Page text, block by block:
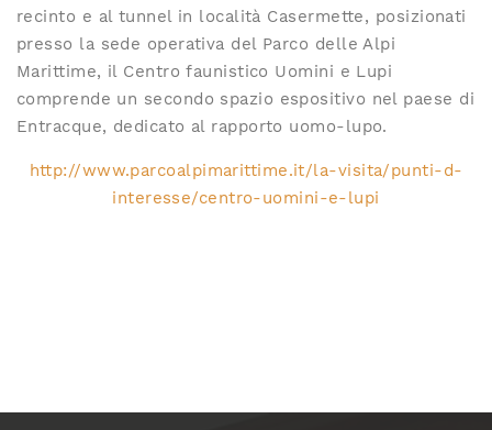
recinto e al tunnel in località Casermette, posizionati
presso la sede operativa del Parco delle Alpi
Marittime, il Centro faunistico Uomini e Lupi
comprende un secondo spazio espositivo nel paese di
Entracque, dedicato al rapporto uomo-lupo.
http://www.parcoalpimarittime.it/la-visita/punti-d-
interesse/centro-uomini-e-lupi